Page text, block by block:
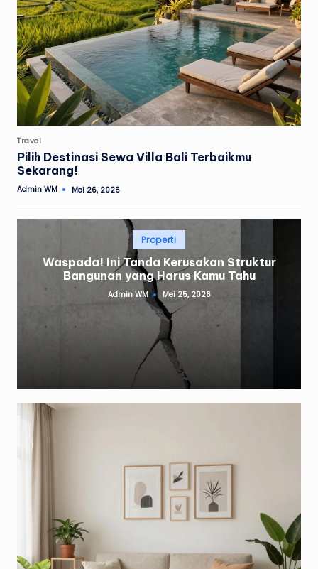
Posted
in
Travel
Pilih Destinasi Sewa Villa Bali Terbaikmu
Sekarang!
Posted
Admin WM Mei 26, 2026
Posted
inProperti
Waspada! Ini Tanda Kerusakan Struktur
Bangunan yang Harus Kamu Tahu
Posted
Admin WM Mei 25, 2026